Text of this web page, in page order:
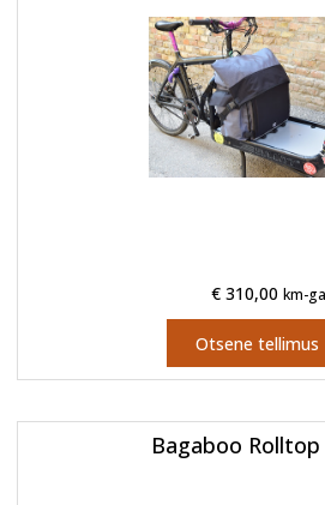
€ 310,00 km-ga
Otsene tellimus
Bagaboo